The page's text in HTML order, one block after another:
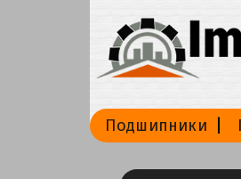
Подшипники